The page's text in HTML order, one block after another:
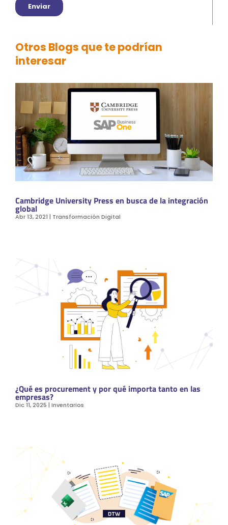
Otros Blogs que te podrían
interesar
Cambridge University Press en busca de la integración
global
Abr 13, 2021 | Transformación Digital
¿Qué es procurement y por qué importa tanto en las
empresas?
Dic 11, 2025 |Inventarios